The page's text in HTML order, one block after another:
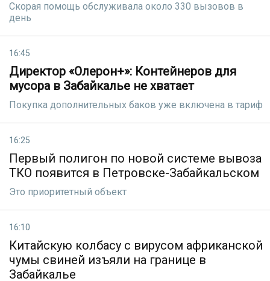
Скорая помощь обслуживала около 330 вызовов в
день
16:45
Директор «Олерон+»: Контейнеров для
мусора в Забайкалье не хватает
Покупка дополнительных баков уже включена в тариф
16:25
Первый полигон по новой системе вывоза
ТКО появится в Петровске-Забайкальском
Это приоритетный объект
16:10
Китайскую колбасу с вирусом африканской
чумы свиней изъяли на границе в
Забайкалье